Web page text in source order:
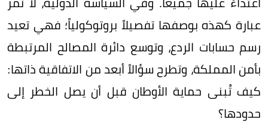
عبارة كهذه بوصفها تفصيلاً بروتوكولياً؛ فهي تعيد
رسم حسابات الردع، وتوسع دائرة المصالح المرتبطة
بأمن المملكة، وتطرح سؤالاً أبعد من الاتفاقية ذاتها:
كيف تُبنى حماية الأوطان قبل أن يصل الخطر إلى
حدودها؟